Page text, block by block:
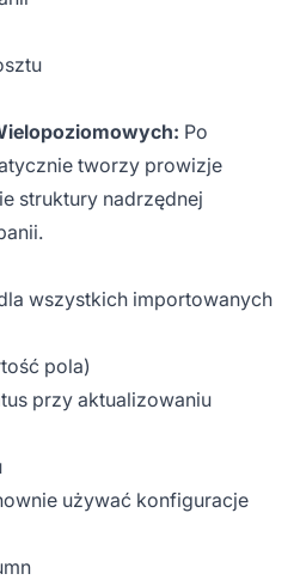
Po
tworzy prowizje
struktury nadrzędnej
wszystkich importowanych
pola)
przy aktualizowaniu
używać konfiguracje